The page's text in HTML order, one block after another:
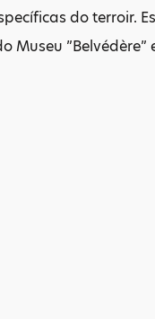
do terroir.
Museu